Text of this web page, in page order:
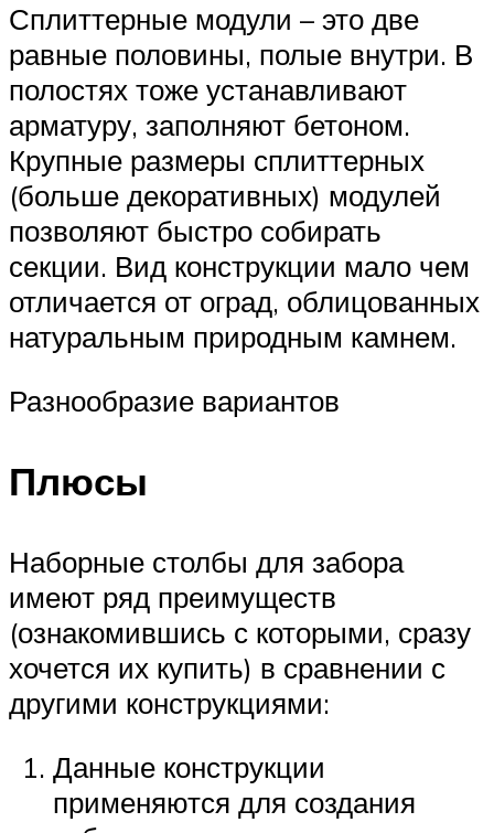
Сплиттерные модули – это две
равные половины, полые внутри. В
полостях тоже устанавливают
арматуру, заполняют бетоном.
Крупные размеры сплиттерных
(больше декоративных) модулей
позволяют быстро собирать
секции. Вид конструкции мало чем
отличается от оград, облицованных
натуральным природным камнем.
Разнообразие вариантов
Плюсы
Наборные столбы для забора
имеют ряд преимуществ
(ознакомившись с которыми, сразу
хочется их купить) в сравнении с
другими конструкциями:
Данные конструкции
применяются для создания